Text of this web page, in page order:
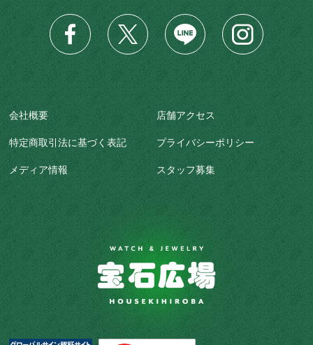
会社概要 店舗アクセス
特定商取引法に基づく表記 プライバシーポリシー
メディア情報 スタッフ募集